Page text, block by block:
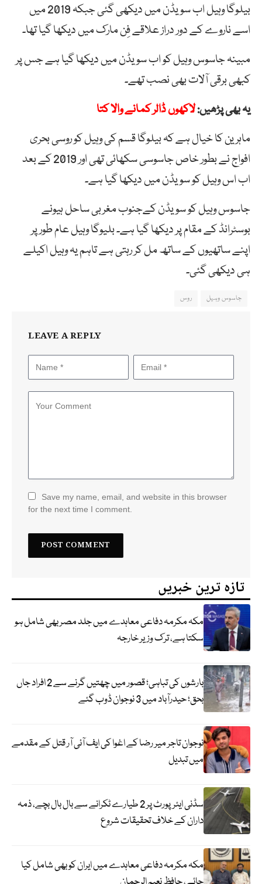
بیلوگا وہیل اب سویڈن میں دیکھی گئی جبکہ 2019 میں
اسے ناروے کے دور دراز علاقے فِن مارک میں دیکھا گیا تھا۔
مبینہ جاسوس وہیل کو اب سویڈن میں دیکھا گیا ہے جس پر
کبھی برقی آلات بھی نصب تھے۔
یہ بھی پڑھیں:لاکھوں ڈالر کمانے والا کتا
ماہرین کا خیال ہے کہ بیلوگا قسم کی وہیل کو روسی بحری
افواج نے بطور خاص جاسوسی سکھائی تھی اور 2019 کے بعد
اب اس وہیل کو سویڈن میں دیکھا گیا ہے۔
جاسوس وہیل کو سویڈن کےجنوب مغربی ساحل ہیونے
بوسٹرانڈ کے مقام پر دیکھا گیا ہے۔ بلیوگا وہیل عام طور پر
اپنے ساتھیوں کے ساتھ مل کر رہتی ہے تاہم یہ وہیل اکیلے
ہی دیکھی گئی۔
جاسوس وہیل روس
LEAVE A REPLY
Save my name, email, and website in this browser
for the next time I comment.
تازہ ترین خبریں
مکہ مکرمہ دفاعی معاہدے میں جلد مصر بھی شامل ہو
سکتا ہے، ترک وزیر خارجہ
بارشوں کی تباہی؛ قصور میں چھتیں گرنے سے 2 افراد جاں
بحق؛ حیدرآباد میں 3 نوجوان ڈوب گئے
نوجوان تاجر میر رضا کے اغوا کی ایف آئی آر قتل کے مقدمے
میں تبدیل
سڈنی ایئرپورٹ پر 2 طیارے ٹکرانے سے بال بال بچے، ذمہ
داران کے خلاف تحقیقات شروع
مکہ مکرمہ دفاعی معاہدے میں ایران کو بھی شامل کیا